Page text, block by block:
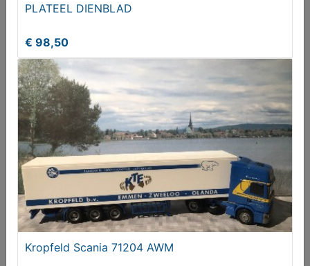
Zware glazen/kristallen wijnkaraf met stop
€ 69,50
PLATEEL DIENBLAD
€ 98,50
Kropfeld Scania 71204 AWM